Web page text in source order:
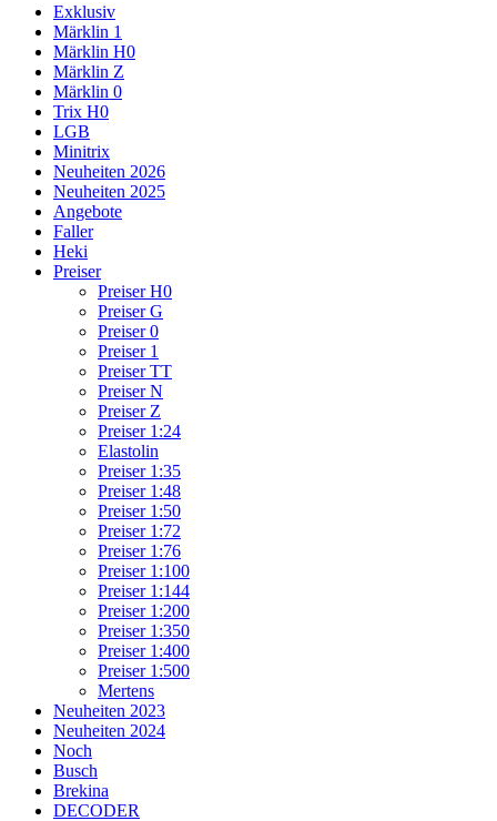
Exklusiv
Märklin 1
Märklin H0
Märklin Z
Märklin 0
Trix H0
LGB
Minitrix
Neuheiten 2026
Neuheiten 2025
Angebote
Faller
Heki
Preiser
Preiser H0
Preiser G
Preiser 0
Preiser 1
Preiser TT
Preiser N
Preiser Z
Preiser 1:24
Elastolin
Preiser 1:35
Preiser 1:48
Preiser 1:50
Preiser 1:72
Preiser 1:76
Preiser 1:100
Preiser 1:144
Preiser 1:200
Preiser 1:350
Preiser 1:400
Preiser 1:500
Mertens
Neuheiten 2023
Neuheiten 2024
Noch
Busch
Brekina
DECODER